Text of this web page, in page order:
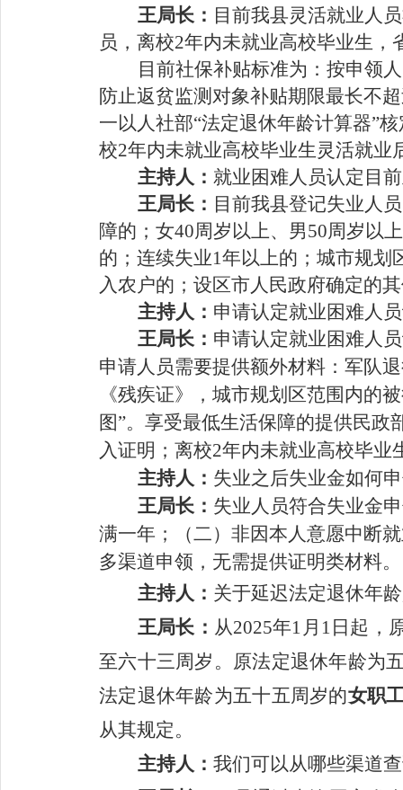
王局长： 目前我县灵活就业人
员，离校2年内未就业高校毕业生，
目前社保补贴标准为： 按申领
防止返贫监测对象补贴期限最长不
一以人社部“法定退休年龄计算器”核
校2年内未就业高校毕业生灵活就业
主持人： 就业困难人员认定目
王局长： 目前我县登记失业人
障的 ； 女40周岁以上、男50周岁以
的 ； 连续失业1年以上的 ； 城市规划
入农户的 ； 设区市人民政府确定的
主持人： 申请认定就业困难人
王局长： 申请认定就业困难人
申请人员需要提供额外材料： 军队
《残疾证》， 城市规划区范围内的
图”。享受最低生活保障的提供民政
入证明 ； 离校2年内未就业高校毕业
主持人： 失业之后失业金如何
王局长： 失业人员符合失业金
满一年；（二）非因本人意愿中断
多渠道申领，无需提供证明类材料。
主持人： 关于延迟法定退休年
王局长： 从2025年1 月 1 日起，
至六十三周岁。原法定退休年龄为
法定退休年龄为五十五周岁的女职
从其规定。
主持人： 我们可以从哪些渠道